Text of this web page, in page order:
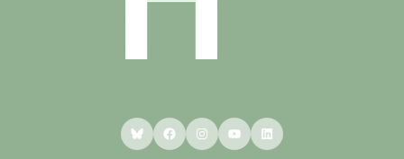
BlueskyFacebookInstagram
YouTubeLinkedIn